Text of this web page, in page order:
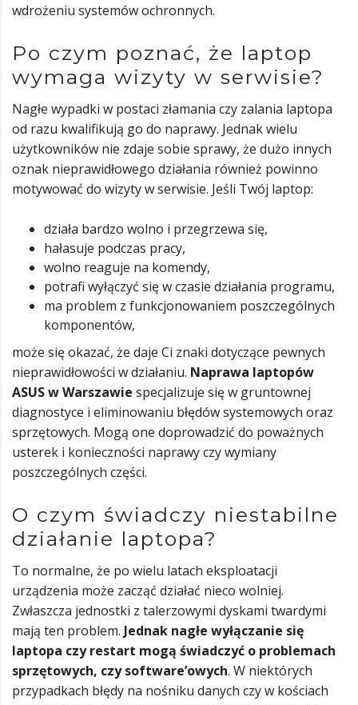
wdrożeniu systemów ochronnych.
Po czym poznać, że laptop
wymaga wizyty w serwisie?
Nagłe wypadki w postaci złamania czy zalania laptopa
od razu kwalifikują go do naprawy. Jednak wielu
użytkowników nie zdaje sobie sprawy, że dużo innych
oznak nieprawidłowego działania również powinno
motywować do wizyty w serwisie. Jeśli Twój laptop:
działa bardzo wolno i przegrzewa się,
hałasuje podczas pracy,
wolno reaguje na komendy,
potrafi wyłączyć się w czasie działania programu,
ma problem z funkcjonowaniem poszczególnych
komponentów,
może się okazać, że daje Ci znaki dotyczące pewnych
nieprawidłowości w działaniu. Naprawa laptopów
ASUS w Warszawie specjalizuje się w gruntownej
diagnostyce i eliminowaniu błędów systemowych oraz
sprzętowych. Mogą one doprowadzić do poważnych
usterek i konieczności naprawy czy wymiany
poszczególnych części.
O czym świadczy niestabilne
działanie laptopa?
To normalne, że po wielu latach eksploatacji
urządzenia może zacząć działać nieco wolniej.
Zwłaszcza jednostki z talerzowymi dyskami twardymi
mają ten problem. Jednak nagłe wyłączanie się
laptopa czy restart mogą świadczyć o problemach
sprzętowych, czy software’owych. W niektórych
przypadkach błędy na nośniku danych czy w kościach